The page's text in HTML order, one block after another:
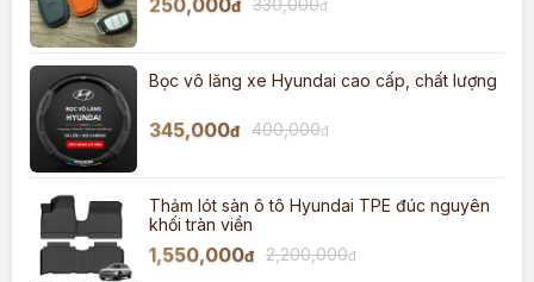
250,000đ đ
Bọc vô lăng xe Hyundai cao cấp, chất lượng
345,000đ 400,000đ
Thảm lót sàn ô tô Hyundai TPE đúc nguyên
khối tràn viền
1,550,000đ 2,200,000đ